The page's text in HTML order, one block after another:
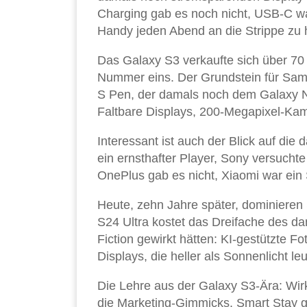
Charging gab es noch nicht, USB-C
Handy jeden Abend an die Strippe zu
Das Galaxy S3 verkaufte sich über
Nummer eins. Der Grundstein für
S Pen, der damals noch dem Galaxy
Faltbare Displays, 200-Megapixel-
Interessant ist auch der Blick auf die
ein ernsthafter Player, Sony
OnePlus gab es nicht, Xiaomi war
Heute, zehn Jahre später,
S24 Ultra kostet das Dreifache des
Fiction gewirkt hätten: KI-gestützte
Displays, die heller als Sonnenlicht
Die Lehre aus der Galaxy S3-Ära:
die Marketing-Gimmicks. Smart Stay